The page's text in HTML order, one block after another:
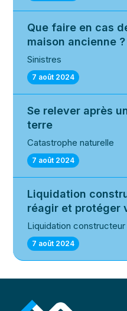
Que faire en cas
maison ancienne ?
Sinistres
7 août 2024
Se relever après
terre
Catastrophe naturelle
7 août 2024
Liquidation
réagir et protéger
Liquidation constructeur
7 août 2024